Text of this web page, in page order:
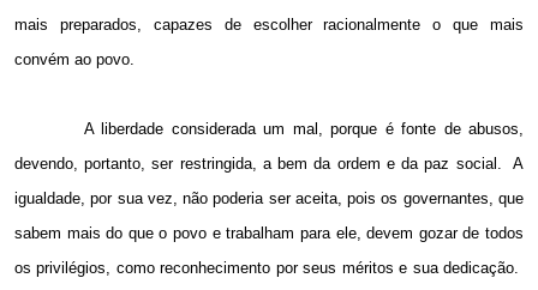
mais preparados, capazes de escolher racionalmente o que mais
convém ao povo.
A liberdade considerada um mal, porque é fonte de abusos,
devendo, portanto, ser restringida, a bem da ordem e da paz social.
A
igualdade, por sua vez, não poderia ser aceita, pois os governantes, que
sabem mais do que o povo e trabalham para ele, devem gozar de todos
os privilégios, como reconhecimento por seus méritos e sua dedicação.